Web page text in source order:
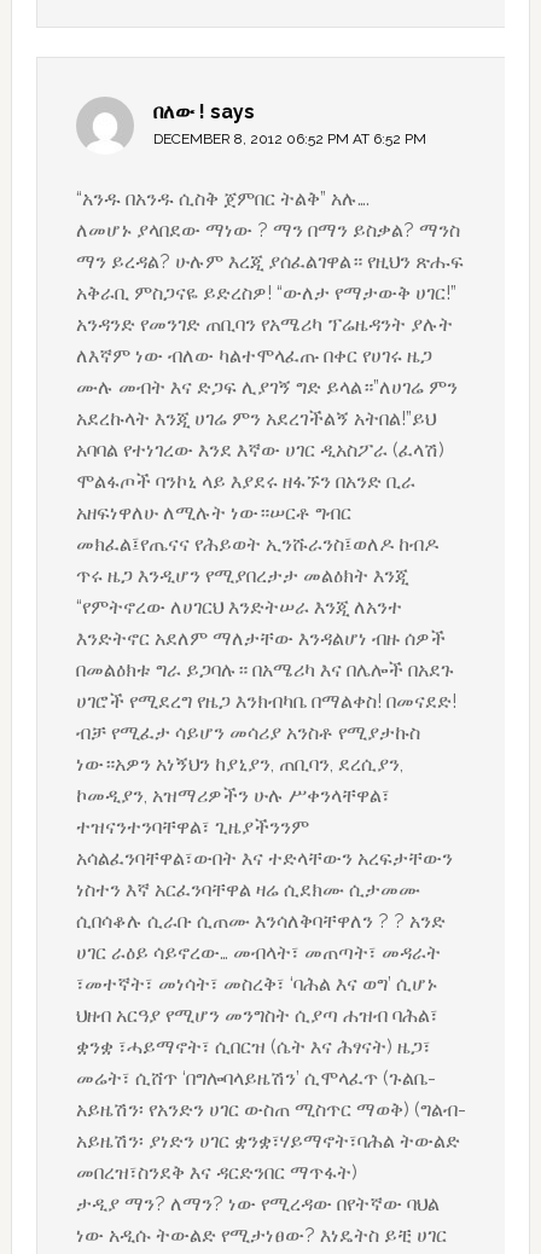
በለው ! says
DECEMBER 8, 2012 06:52 PM AT 6:52 PM
“አንዱ በአንዱ ሲስቅ ጀምበር ትልቅ” አሉ….
ለመሆኑ ያላበደው ማነው ? ማን በማን ይስቃል? ማንስ
ማን ይረዳል? ሁሉም እረጂ ያሰፈልገዋል። የዚህን ጽሑፍ
አቅራቢ ምስጋናዬ ይድረስዎ! “ውለታ የማታውቅ ሀገር!”
አንዳንድ የመንገድ ጠቢባን የአሜሪካ ፕሬዜዳንት ያሉት
ለእኛም ነው ብለው ካልተሞላፈጡ በቀር የሀገሩ ዜጋ
ሙሉ መብት እና ድጋፍ ሊያገኝ ግድ ይላል።”ለሀገሬ ምን
አደረኩላት እንጂ ሀገሬ ምን አደረገችልኝ አትበል!”ይህ
አባባል የተነገረው እንደ እኛው ሀገር ዲአስፖራ (ፈላሽ)
ሞልፋጦች ባንኮኒ ላይ እያደሩ ዘፋኙን በአንድ ቢራ
አዘፍነዋለሁ ለሚሉት ነው።ሠርቶ ግብር
መክፈል፤የጤናና የሕይወት ኢንሹራንስ፤ወለዶ ከብዶ
ጥሩ ዜጋ እንዲሆን የሚያበረታታ መልዕክት እንጂ
“የምትኖረው ለሀገርህ እንድትሠራ እንጂ ለአንተ
እንድትኖር አደለም ማለታቸው እንዳልሆነ ብዙ ሰዎች
በመልዕክቱ ግራ ይጋባሉ። በአሜሪካ እና በሌሎች በአደጉ
ሀገሮች የሚደረግ የዜጋ እንክብካቤ በማልቀስ! በመናደድ!
ብቻ የሚፈታ ሳይሆን መሳሪያ አንስቶ የሚያታኩስ
ነው።አዎን አነኝህን ከያኒያን, ጠቢባን, ደረሲያን,
ኮመዲያን, አዝማሪዎችን ሁሉ ሥቀንላቸዋል፣
ተዝናንተንባቸዋል፣ ጊዜያችንንም
አሳልፈንባቸዋል፣ውበት እና ተድላቸውን አረፍታቸውን
ነስተን እኛ አርፈንባቸዋል ዛሬ ሲደክሙ ሲታመሙ
ሲበሳቆሉ ሲራቡ ሲጠሙ እንሳለቅባቸዋለን ? ? አንድ
ሀገር ራዕይ ሳይኖረው… መብላት፣ መጠጣት፣ መዳራት
፣መተኛት፣ መነሳት፣ መስረቅ፣ ‘ባሕል እና ወግ’ ሲሆኑ
ህዘብ አርዓያ የሚሆን መንግስት ሲያጣ ሐዝብ ባሕል፣
ቋንቋ ፣ሓይማኖት፣ ሲበርዝ (ሴት እና ሕፃናት) ዜጋ፣
መሬት፣ ሲሸጥ ‘በግሎባላይዜሽን’ ሲሞላፈጥ (ጉልቤ-
አይዜሽን፡ የአንድን ሀገር ውስጠ ሚስጥር ማወቅ) (ግልብ-
አይዜሽን፡ ያነድን ሀገር ቋንቋ፣ሃይማኖት፣ባሕል ትውልድ
መበረዝ፣ስንደቅ እና ዳርድንበር ማጥፋት)
ታዲያ ማን? ለማን? ነው የሚረዳው በየትኛው ባህል
ነው አዲሱ ትውልድ የሚታነፀው? እነዴትስ ይቺ ሀገር